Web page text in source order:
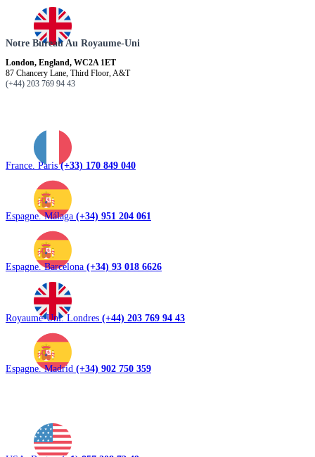
Notre Bureau Au Royaume-Uni
London, England, WC2A 1ET
87 Chancery Lane, Third Floor, A&T
(+44) 203 769 94 43
France. Paris(+33) 170 849 040
Espagne. Málaga (+34) 951 204 061
Espagne. Barcelona (+34) 93 018 6626
Royaume-Uni. Londres (+44) 203 769 94 43
Espagne. Madrid (+34) 902 750 359